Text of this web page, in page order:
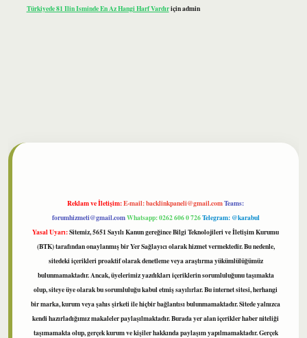
Türkiyede 81 Ilin Isminde En Az Hangi Harf Vardıriçinadmin
Reklam ve İletişim:E-mail:backlinkpaneli@gmail.comTeams:
forumhizmeti@gmail.comWhatsapp: 0262 606 0 726Telegram: @karabul
Yasal Uyarı:Sitemiz, 5651 Sayılı Kanun gereğince Bilgi Teknolojileri ve İletişim Kurumu
(BTK) tarafından onaylanmış bir Yer Sağlayıcı olarak hizmet vermektedir. Bu nedenle,
sitedeki içerikleri proaktif olarak denetleme veya araştırma yükümlülüğümüz
bulunmamaktadır. Ancak, üyelerimiz yazdıkları içeriklerin sorumluluğunu taşımakta
olup, siteye üye olarak bu sorumluluğu kabul etmiş sayılırlar. Bu internet sitesi, herhangi
bir marka, kurum veya şahıs şirketi ile hiçbir bağlantısı bulunmamaktadır. Sitede yalnızca
kendi hazırladığımız makaleler paylaşılmaktadır. Burada yer alan içerikler haber niteliği
taşımamakta olup, gerçek kurum ve kişiler hakkında paylaşım yapılmamaktadır. Gerçek